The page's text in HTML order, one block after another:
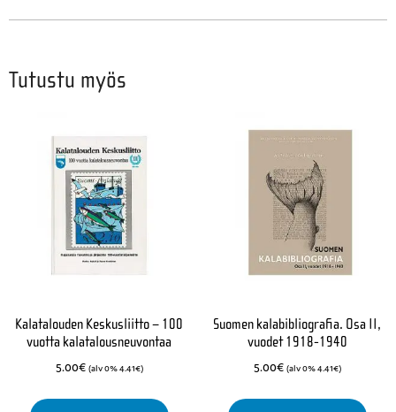
Tutustu myös
Kalatalouden Keskusliitto – 100
vuotta kalatalousneuvontaa
5.00€ (alv 0%4.41€)
Suomen kalabibliografia. Osa II,
vuodet 1918-1940
5.00€ (alv 0%4.41€)